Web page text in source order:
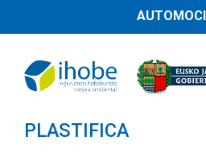
PLASTIFICA